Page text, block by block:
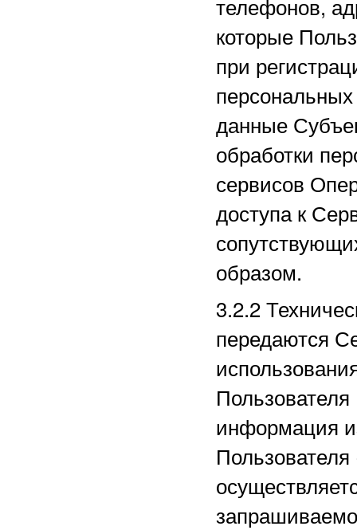
телефонов,
которые
при
данные
обработки
сервисов
доступа к
образом.
3.2.2
передаются
информация